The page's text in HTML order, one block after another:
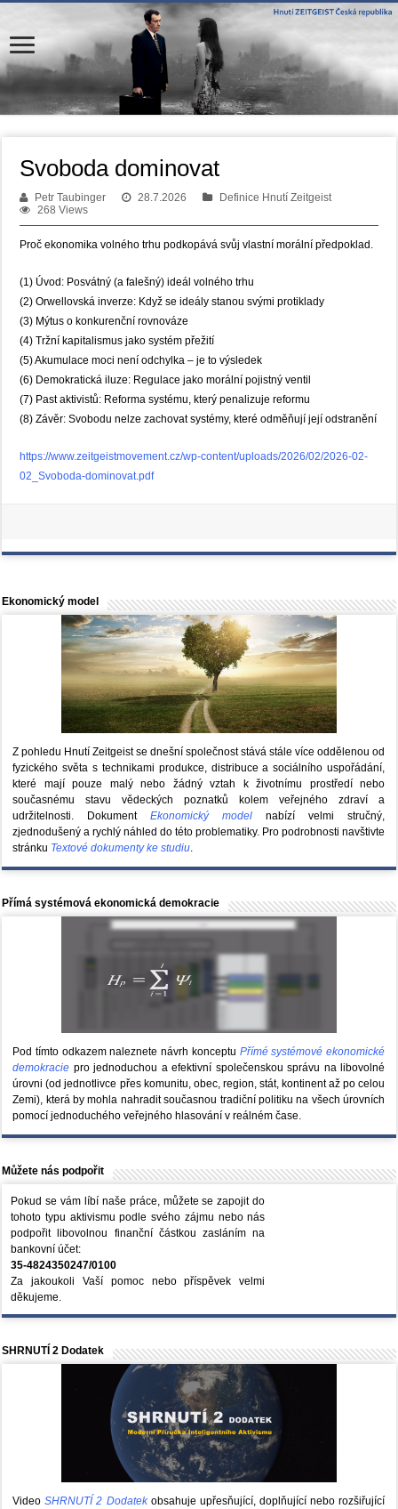
Svoboda dominovat
Petr Taubinger 28.7.2026
Definice Hnutí Zeitgeist
268 Views
Proč ekonomika volného trhu podkopává svůj vlastní morální předpoklad.
(1) Úvod: Posvátný (a falešný) ideál volného trhu
(2) Orwellovská inverze: Když se ideály stanou svými protiklady
(3) Mýtus o konkurenční rovnováze
(4) Tržní kapitalismus jako systém přežití
(5) Akumulace moci není odchylka – je to výsledek
(6) Demokratická iluze: Regulace jako morální pojistný ventil
(7) Past aktivistů: Reforma systému, který penalizuje reformu
(8) Závěr: Svobodu nelze zachovat systémy, které odměňují její odstranění
https://www.zeitgeistmovement.cz/wp-content/uploads/2026/02/2026-02-
02_Svoboda-dominovat.pdf
Ekonomický model
Z pohledu Hnutí Zeitgeist se dnešní společnost stává stále více oddělenou od
fyzického světa s technikami produkce, distribuce a sociálního uspořádání,
které mají pouze malý nebo žádný vztah k životnímu prostředí nebo
současnému stavu vědeckých poznatků kolem veřejného zdraví a
udržitelnosti. DokumentEkonomický model nabízí velmi stručný,
zjednodušený a rychlý náhled do této problematiky. Pro podrobnosti navštivte
stránku Textové dokumenty ke studiu.
Přímá systémová ekonomická demokracie
Pod tímto odkazem naleznete návrh konceptu Přímé systémové ekonomické
demokracie pro jednoduchou a efektivní společenskou správu na libovolné
úrovni (od jednotlivce přes komunitu, obec, region, stát, kontinent až po celou
Zemi), která by mohla nahradit současnou tradiční politiku na všech úrovních
pomocí jednoduchého veřejného hlasování v reálném čase.
Můžete nás podpořit
Pokud se vám líbí naše práce, můžete se zapojit do
tohoto typu aktivismu podle svého zájmu nebo nás
podpořit libovolnou finanční částkou zasláním na
bankovní účet:
35-4824350247/0100
Za jakoukoli Vaší pomoc nebo příspěvek velmi
děkujeme.
SHRNUTÍ 2 Dodatek
VideoSHRNUTÍ 2 Dodatekobsahuje upřesňující, doplňující nebo rozšiřující